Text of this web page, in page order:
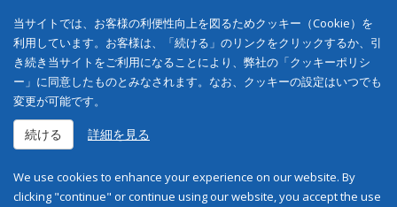
当サイトでは、お客様の利便性向上を図るためクッキー（Cookie）を
利用しています。お客様は、「続ける」のリンクをクリックするか、引
き続き当サイトをご利用になることにより、弊社の「クッキーポリシ
ー」に同意したものとみなされます。なお、クッキーの設定はいつでも
変更が可能です。
続ける 詳細を見る
We use cookies to enhance your experience on our website. By
clicking "continue" or continue using our website, you accept the use